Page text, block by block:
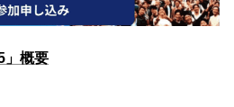
」概要